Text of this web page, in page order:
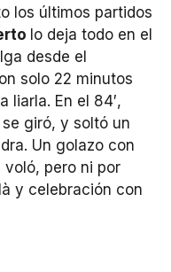
los últimos partidos
lo deja todo en el
desde el
solo 22 minutos
liarla. En el 84′,
giró, y soltó un
Un golazo con
pero ni por
y celebración con